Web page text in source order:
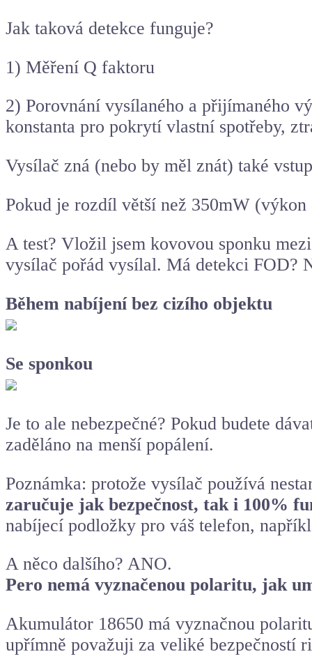
Jak taková detekce funguje?
1) Měření Q faktoru
2) Porovnání vysílaného a přijímaného
konstanta pro pokrytí vlastní spotřeby,
Vysílač zná (nebo by měl znát) také
Pokud je rozdíl větší než 350mW
A test? Vložil jsem kovovou sponku
vysílač pořád vysílal. Má detekci FOD?
Během nabíjení bez cizího objektu
Se sponkou
Je to ale nebezpečné? Pokud budete
zaděláno na menší popálení.
Poznámka: protože vysílač používá
zaručuje jak bezpečnost, tak i 100%
nabíjecí podložky pro váš telefon,
A něco dalšího? ANO.
Pero nemá vyznačenou polaritu, jak
Akumulátor 18650 má vyznačnou
upřímně považuji za veliké bezpečností